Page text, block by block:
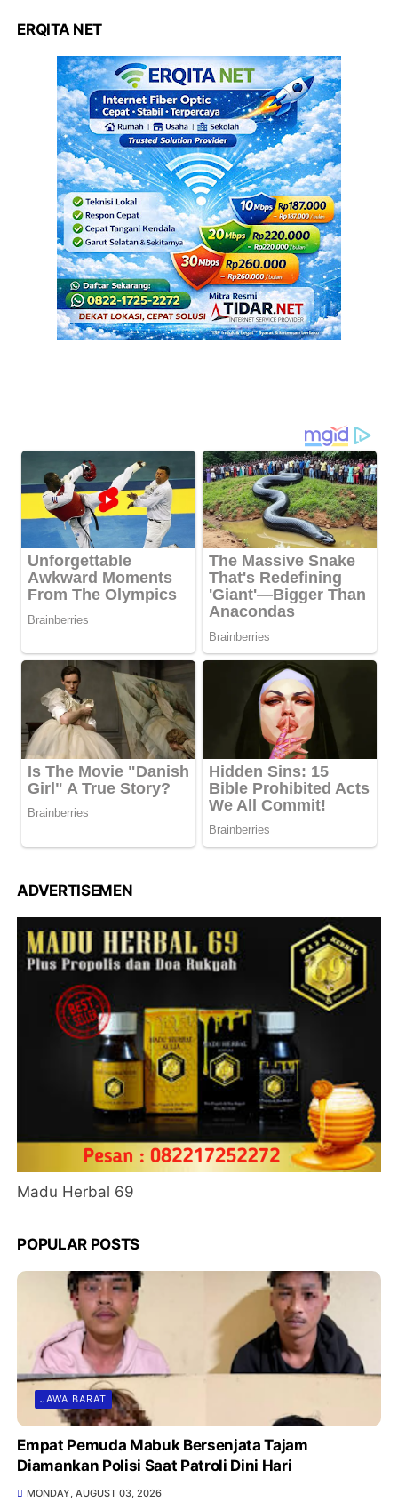
ERQITA NET
ADVERTISEMEN
Madu Herbal 69
POPULAR POSTS
JAWA BARAT
Empat Pemuda Mabuk Bersenjata Tajam
Diamankan Polisi Saat Patroli Dini Hari
MONDAY, AUGUST 03, 2026